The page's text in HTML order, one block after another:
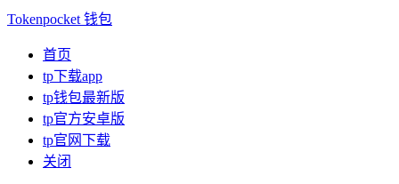
Tokenpocket 钱包
首页
tp下载app
tp钱包最新版
tp官方安卓版
tp官网下载
关闭